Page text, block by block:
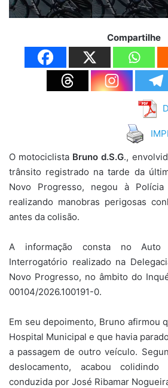
Compartilhe
O motociclista Bruno d.S.G.,
trânsito registrado na tarde da
Novo Progresso, negou à
realizando manobras perigosas
antes da colisão.
A informação consta no Auto
Interrogatório realizado na
Novo Progresso, no âmbito do
00104/2026.100191-0.
Em seu depoimento, Bruno afirmou
Hospital Municipal e que havia
a passagem de outro veículo.
deslocamento, acabou
conduzida por José Ribamar